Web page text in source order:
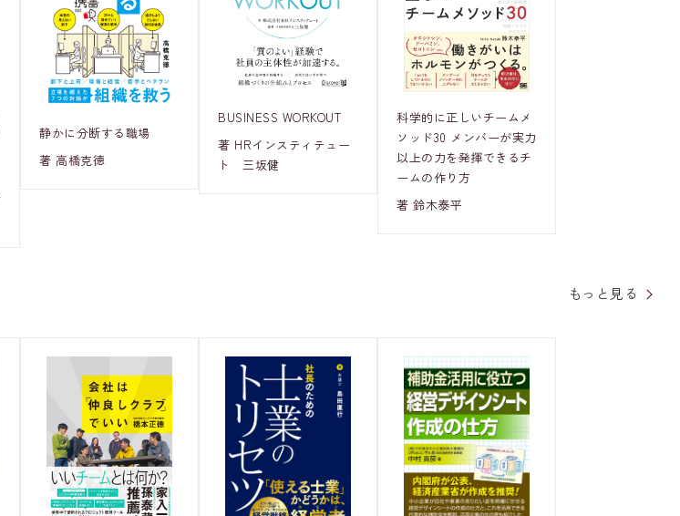
静かに分断する職場
著 高橋克徳
BUSINESS WORKOUT
著 HRインスティテュー
ト 三坂健
科学的に正しいチームメ
ソッド30 メンバーが実力
以上の力を発揮できるチ
ームの作り方
著 鈴木泰平
もっと見る